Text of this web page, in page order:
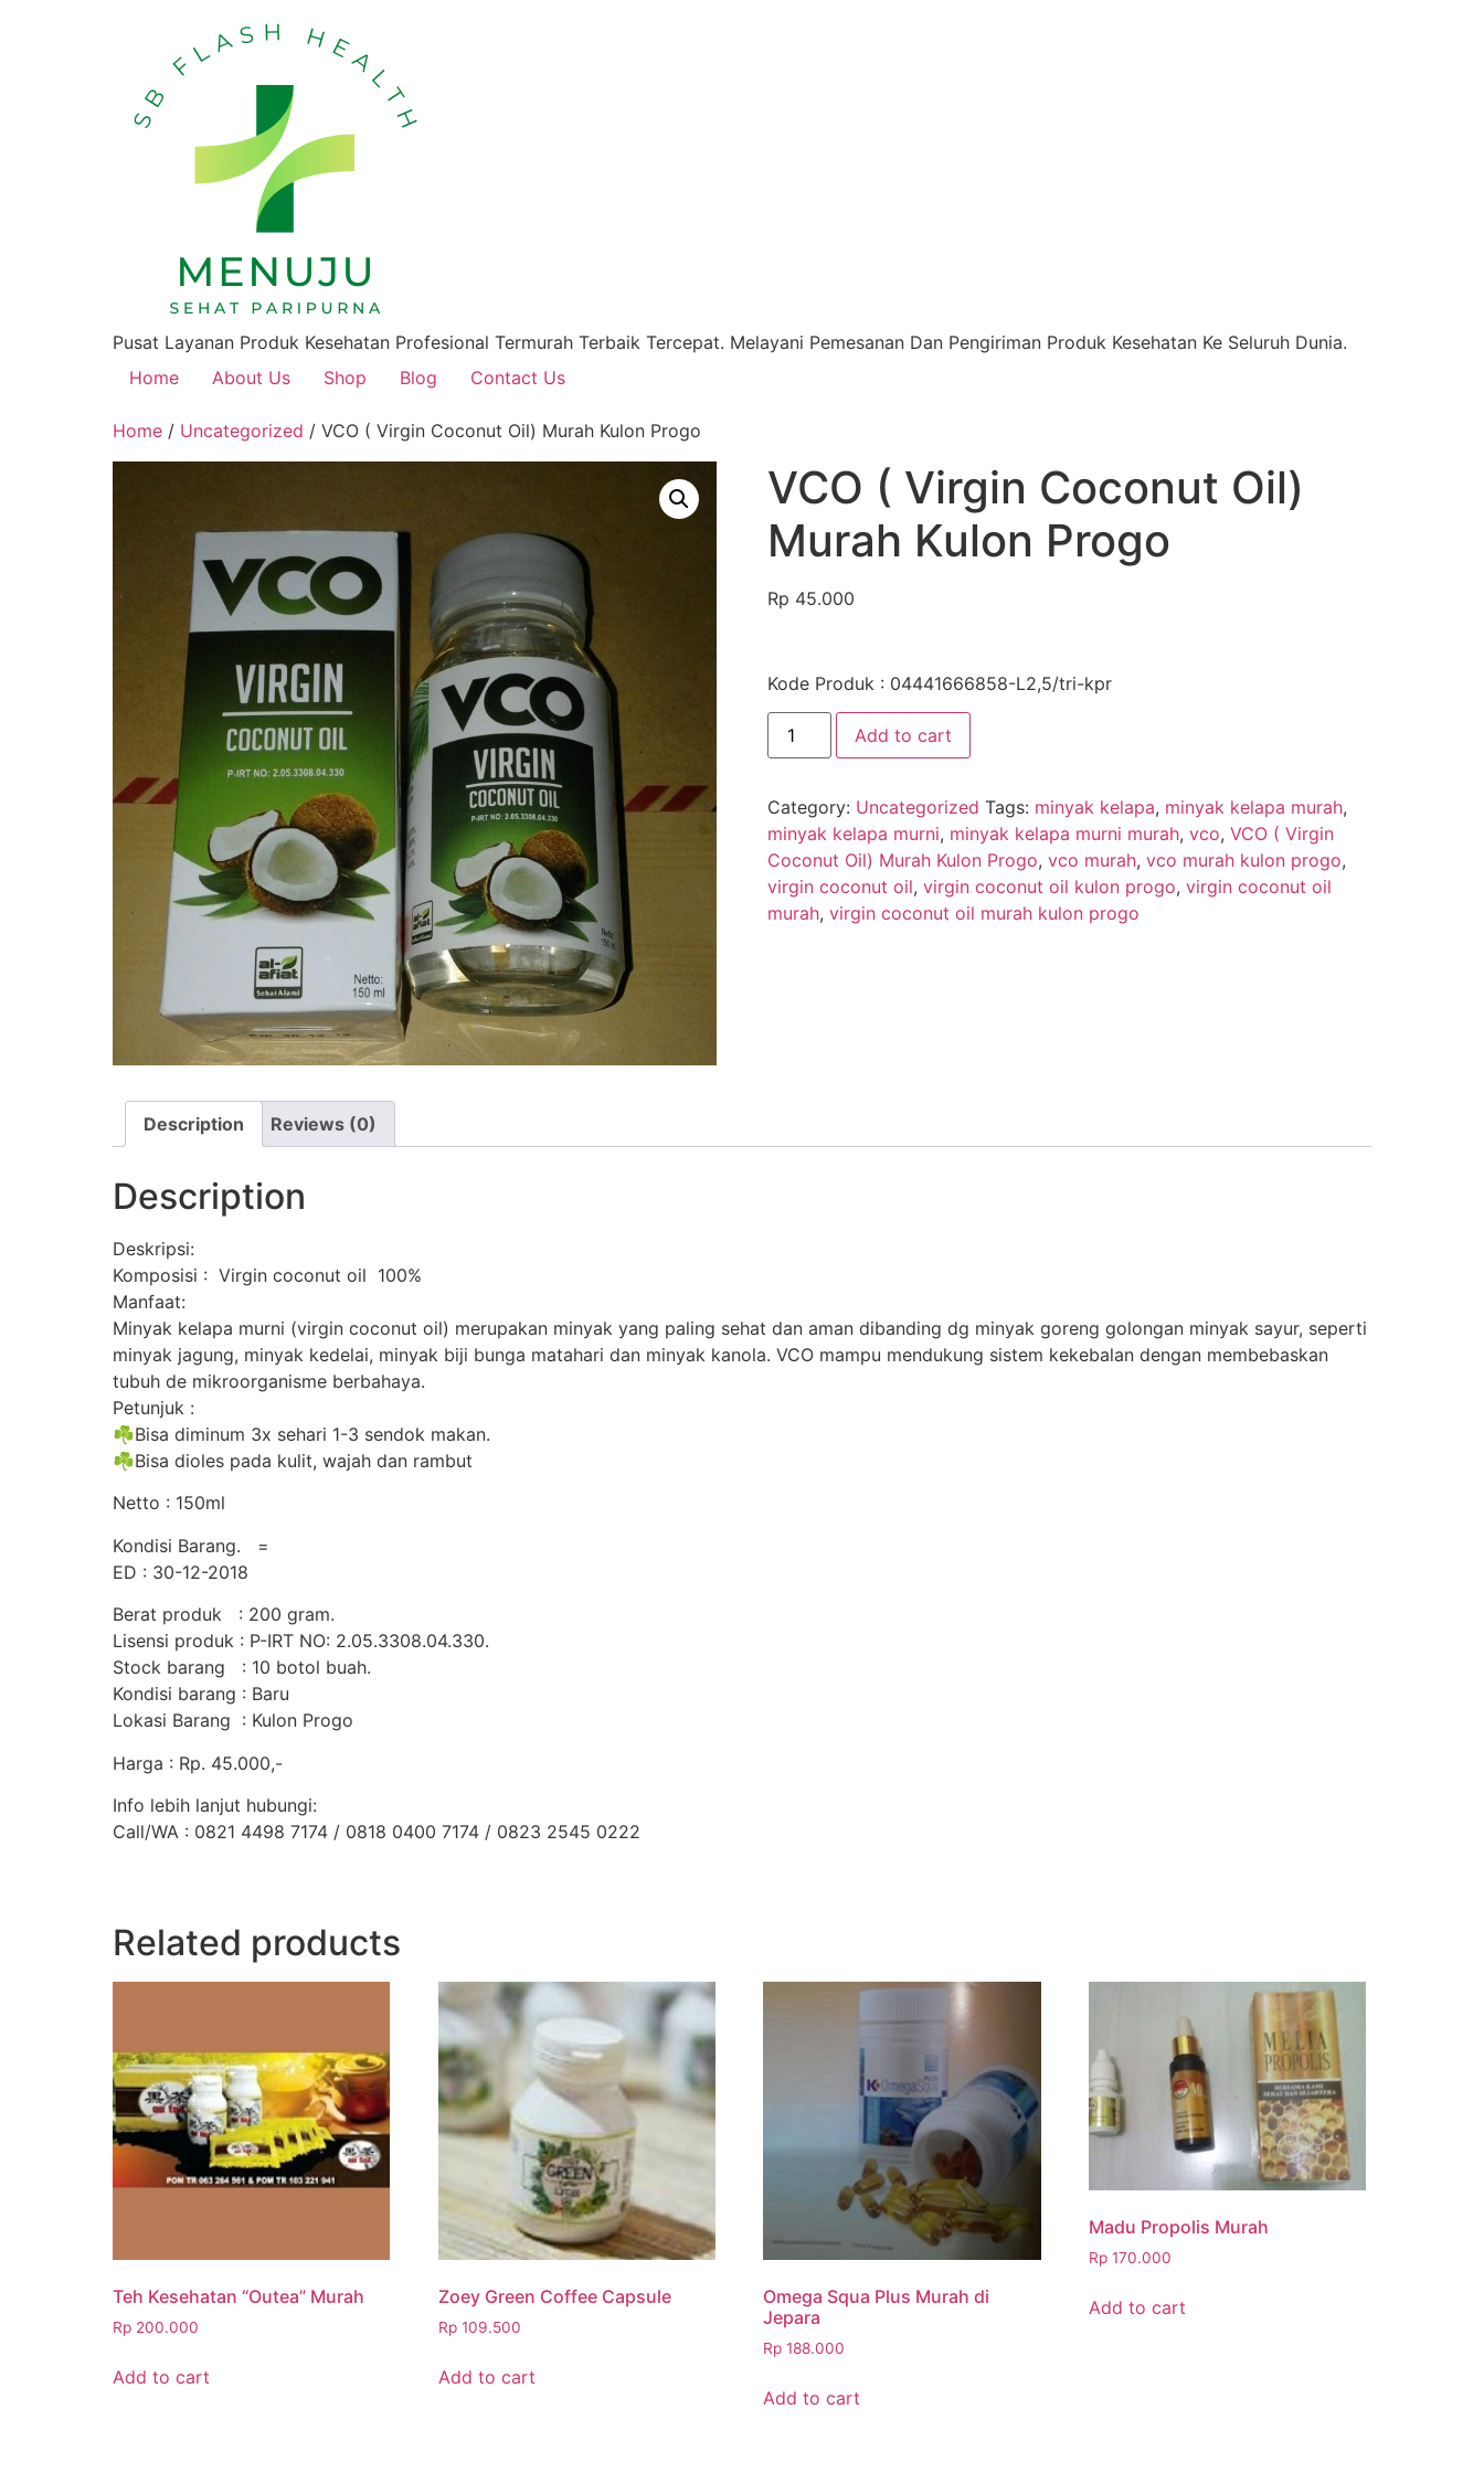
Pusat Layanan Produk Kesehatan Profesional Termurah Terbaik Tercepat. Melayani Pemesanan Dan Pengiriman Produk Kesehatan Ke Seluruh Dunia.
Home
About Us Shop Blog Contact Us
Home / Uncategorized / VCO ( Virgin Coconut Oil) Murah Kulon Progo
VCO ( Virgin Coconut Oil)
Murah Kulon Progo
Rp 45.000
Kode Produk : 04441666858-L2,5/tri-kpr
Add to cart
Category: Uncategorized Tags: minyak kelapa, minyak kelapa murah,
minyak kelapa murni, minyak kelapa murni murah, vco, VCO ( Virgin
Coconut Oil) Murah Kulon Progo, vco murah, vco murah kulon progo,
virgin coconut oil, virgin coconut oil kulon progo, virgin coconut oil
murah, virgin coconut oil murah kulon progo
Description Reviews (0)
Description
Deskripsi:
Komposisi : Virgin coconut oil 100%
Manfaat:
Minyak kelapa murni (virgin coconut oil) merupakan minyak yang paling sehat dan aman dibanding dg minyak goreng golongan minyak sayur, seperti
minyak jagung, minyak kedelai, minyak biji bunga matahari dan minyak kanola. VCO mampu mendukung sistem kekebalan dengan membebaskan
tubuh de mikroorganisme berbahaya.
Petunjuk :
☘Bisa diminum 3x sehari 1-3 sendok makan.
☘Bisa dioles pada kulit, wajah dan rambut
Netto : 150ml
Kondisi Barang. =
ED : 30-12-2018
Berat produk : 200 gram.
Lisensi produk : P-IRT NO: 2.05.3308.04.330.
Stock barang : 10 botol buah.
Kondisi barang : Baru
Lokasi Barang : Kulon Progo
Harga : Rp. 45.000,-
Info lebih lanjut hubungi:
Call/WA : 0821 4498 7174 / 0818 0400 7174 / 0823 2545 0222
Related products
Teh Kesehatan “Outea” Murah
Rp 200.000
Add to cart
Zoey Green Coffee Capsule
Rp109.500
Add to cart
Omega Squa Plus Murah di
Jepara
Rp 188.000
Add to cart
Madu Propolis Murah
Rp 170.000
Add to cart